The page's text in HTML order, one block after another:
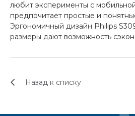
любит эксперименты с
предпочитает простые и
Эргономичный дизайн Philips
размеры дают возможность
Назад к списку